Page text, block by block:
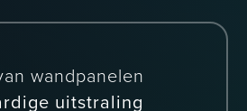
wandpanelen
uitstraling